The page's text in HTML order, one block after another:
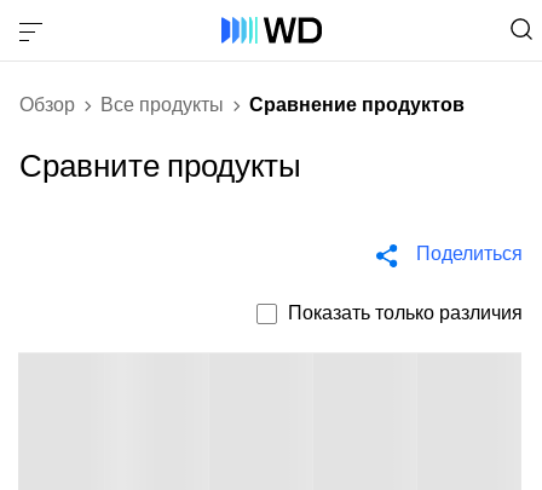
Обзор Все продукты Сравнение продуктов
Сравните продукты
Поделиться
Показать только различия